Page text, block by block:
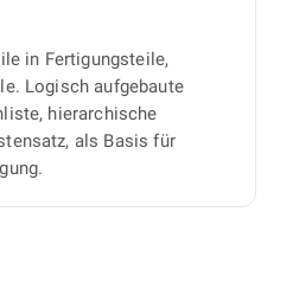
in Fertigungsteile,
Logisch aufgebaute
hierarchische
als Basis für